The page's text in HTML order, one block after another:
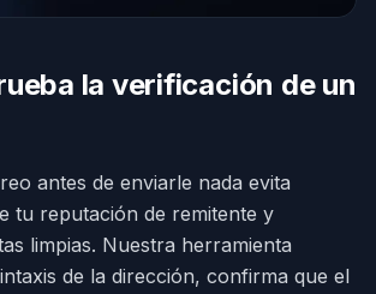
la verificación de un
antes de enviarle nada evita
tu reputación de remitente y
limpias. Nuestra herramienta
de la dirección, confirma que el